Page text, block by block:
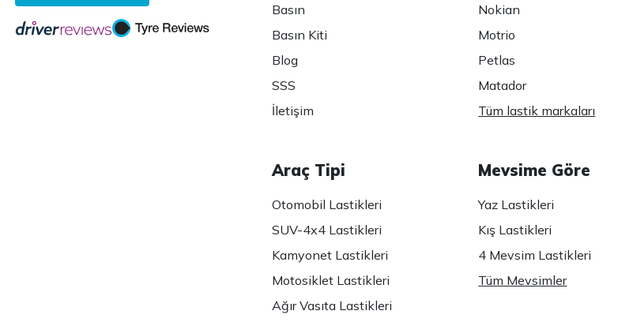
Basın
Basın Kiti
Blog
SSS
İletişim
Nokian
Motrio
Petlas
Matador
Tüm lastik markaları
Araç Tipi
Otomobil Lastikleri
SUV-4x4 Lastikleri
Kamyonet Lastikleri
Motosiklet Lastikleri
Ağır Vasıta Lastikleri
Mevsime Göre
Yaz Lastikleri
Kış Lastikleri
4 Mevsim Lastikleri
Tüm Mevsimler